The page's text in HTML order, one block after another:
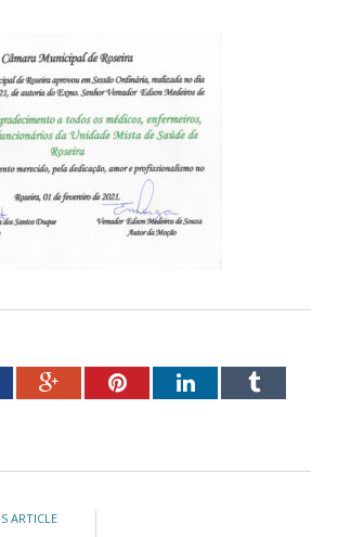
Google+PinterestLinkedInTumblr
ARTICLE